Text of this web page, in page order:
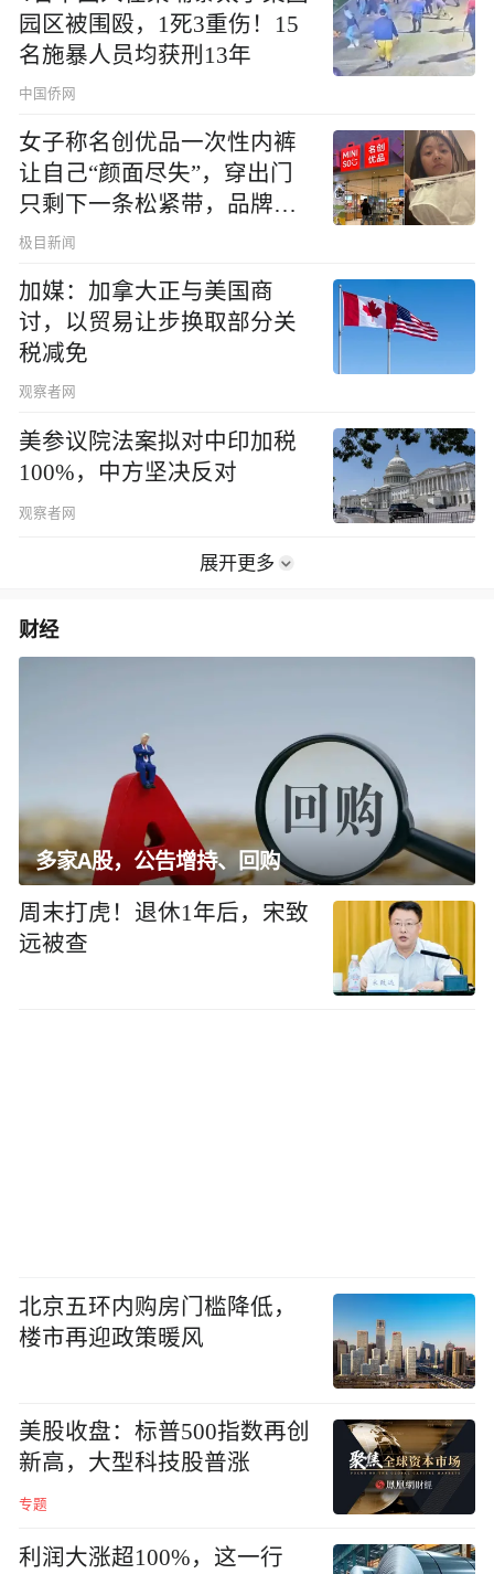
园区被围殴，1死3重伤！15
名施暴人员均获刑13年
中国侨网
女子称名创优品一次性内裤
让自己“颜面尽失”，穿出门
只剩下一条松紧带，品牌回
应
极目新闻
加媒：加拿大正与美国商
讨，以贸易让步换取部分关
税减免
观察者网
美参议院法案拟对中印加税
100%，中方坚决反对
观察者网
展开更多
财经
多家A股，公告增持、回购
周末打虎！退休1年后，宋致
远被查
北京五环内购房门槛降低，
楼市再迎政策暖风
美股收盘：标普500指数再创
新高，大型科技股普涨
专题
利润大涨超100%，这一行